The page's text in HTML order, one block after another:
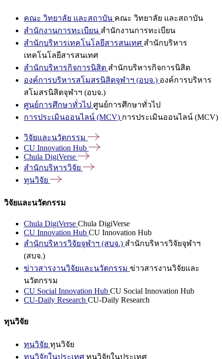
คณะ วิทยาลัย และสถาบัน คณะ วิทยาลัย และสถาบัน
สำนักงานการทะเบียน สำนักงานการทะเบียน
สำนักบริหารเทคโนโลยีสารสนเทศ สำนักบริหาร
เทคโนโลยีสารสนเทศ
สำนักบริหารกิจการนิสิต สำนักบริหารกิจการนิสิต
องค์การบริหารสโมสรนิสิตจุฬาฯ (อบจ.) องค์การบริหาร
สโมสรนิสิตจุฬาฯ (อบจ.)
ศูนย์การศึกษาทั่วไป ศูนย์การศึกษาทั่วไป
การประเมินออนไลน์ (MCV) การประเมินออนไลน์ (MCV)
วิจัยและนวัตกรรม
CU Innovation Hub
Chula DigiVerse
สำนักบริหารวิจัย
ทุนวิจัย
วิจัยและนวัตกรรม
Chula DigiVerse Chula DigiVerse
CU Innovation Hub CU Innovation Hub
สำนักบริหารวิจัยจุฬาฯ (สบจ.) สำนักบริหารวิจัยจุฬาฯ
(สบจ.)
ข่าวสารงานวิจัยและนวัตกรรม ข่าวสารงานวิจัยและ
นวัตกรรม
CU Social Innovation Hub CU Social Innovation Hub
CU-Daily Research CU-Daily Research
ทุนวิจัย
ทุนวิจัย ทุนวิจัย
ทุนวิจัยในประเทศ ทุนวิจัยในประเทศ